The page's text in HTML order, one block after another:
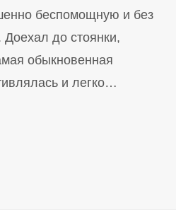
беспомощную и без
до стоянки,
обыкновенная
и легко…